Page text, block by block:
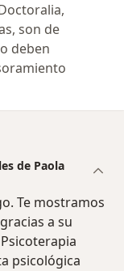
son de
deben
de Paola
Te mostramos
a su
psicológica